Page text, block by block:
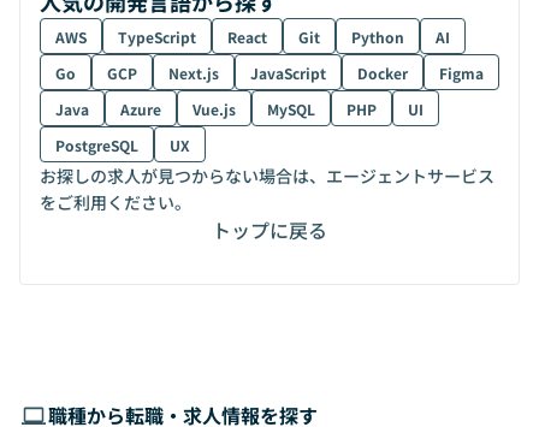
AWS TypeScript React Git Python
AI
Go
GCP Next.js JavaScript Docker
Figma
Java
Azure Vue.js MySQL PHP
UI
PostgreSQL
UX
お探しの求人が見つからない場合は、エージェントサービス
をご利用ください。
トップに戻る
職種から転職・求人情報を探す